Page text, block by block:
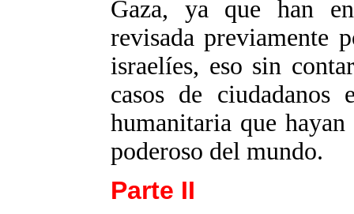
Gaza, ya que han
revisada previamente
israelíes, eso sin
casos de
humanitaria que
poderoso del mundo.
Parte II